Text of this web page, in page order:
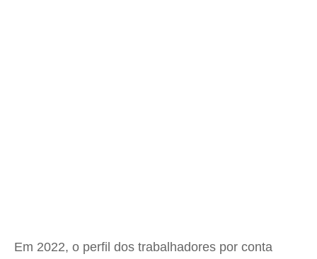
Em 2022, o perfil dos trabalhadores por conta